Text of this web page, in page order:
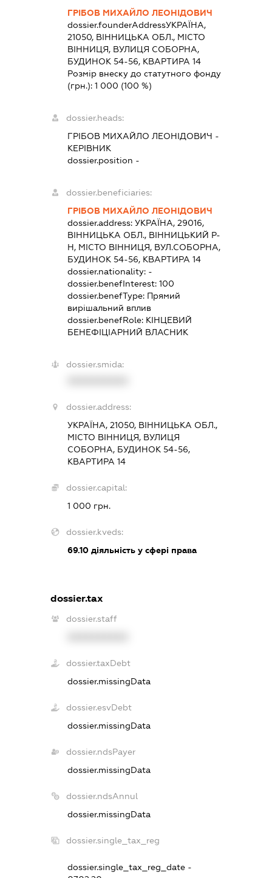
ГРІБОВ МИХАЙЛО ЛЕОНІДОВИЧ
dossier.founderAddressУКРАЇНА,
21050, ВІННИЦЬКА ОБЛ., МІСТО
ВІННИЦЯ, ВУЛИЦЯ СОБОРНА,
БУДИНОК 54-56, КВАРТИРА 14
Розмір внеску до статутного фонду
(грн.): 1 000 (100 %)
dossier.heads:
ГРІБОВ МИХАЙЛО ЛЕОНІДОВИЧ -
КЕРІВНИК
dossier.position -
dossier.beneficiaries:
ГРІБОВ МИХАЙЛО ЛЕОНІДОВИЧ
dossier.address: УКРАЇНА, 29016,
ВІННИЦЬКА ОБЛ., ВІННИЦЬКИЙ Р-
Н, МІСТО ВІННИЦЯ, ВУЛ.СОБОРНА,
БУДИНОК 54-56, КВАРТИРА 14
dossier.nationality: -
dossier.benefInterest: 100
dossier.benefType: Прямий
вирішальний вплив
dossier.benefRole: КІНЦЕВИЙ
БЕНЕФІЦІАРНИЙ ВЛАСНИК
dossier.smida:
dossier.address:
УКРАЇНА, 21050, ВІННИЦЬКА ОБЛ.,
МІСТО ВІННИЦЯ, ВУЛИЦЯ
СОБОРНА, БУДИНОК 54-56,
КВАРТИРА 14
dossier.capital:
1 000 грн.
dossier.kveds:
69.10діяльність у сфері права
dossier.tax
dossier.staff
dossier.taxDebt
dossier.missingData
dossier.esvDebt
dossier.missingData
dossier.ndsPayer
dossier.missingData
dossier.ndsAnnul
dossier.missingData
dossier.single_tax_reg
dossier.single_tax_reg_date -